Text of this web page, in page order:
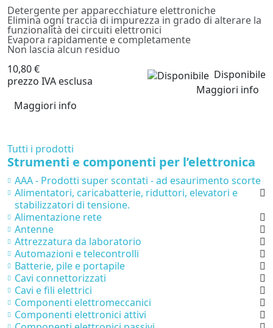
Detergente per apparecchiature elettroniche
Elimina ogni traccia di impurezza in grado di alterare la
funzionalità dei circuiti elettronici
Evapora rapidamente e completamente
Non lascia alcun residuo
10,80 €
prezzo IVA esclusa
Disponibile
Maggiori info
Maggiori info
Tutti i prodotti
Strumenti e componenti per l’elettronica
AAA - Prodotti super scontati - ad esaurimento scorte
Alimentatori, caricabatterie, riduttori, elevatori e
stabilizzatori di tensione.
Alimentazione rete
Antenne
Attrezzatura da laboratorio
Automazioni e telecontrolli
Batterie, pile e portapile
Cavi connettorizzati
Cavi e fili elettrici
Componenti elettromeccanici
Componenti elettronici attivi